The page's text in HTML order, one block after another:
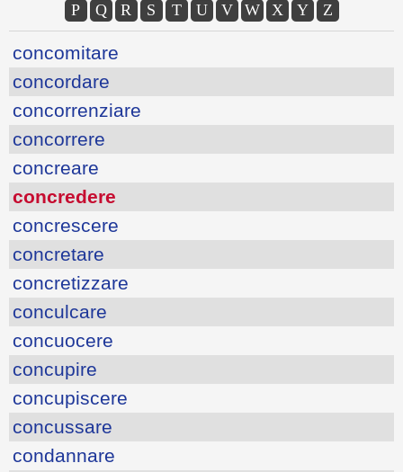
P
Q R S T U V W X Y Z
concomitare
concordare
concorrenziare
concorrere
concreare
concredere
concrescere
concretare
concretizzare
conculcare
concuocere
concupire
concupiscere
concussare
condannare